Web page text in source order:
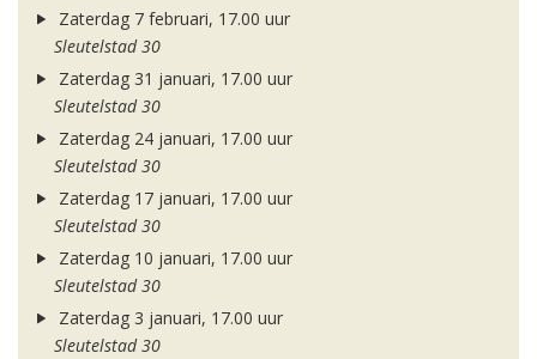
Zaterdag 7 februari, 17.00 uur
Sleutelstad 30
Zaterdag 31 januari, 17.00 uur
Sleutelstad 30
Zaterdag 24 januari, 17.00 uur
Sleutelstad 30
Zaterdag 17 januari, 17.00 uur
Sleutelstad 30
Zaterdag 10 januari, 17.00 uur
Sleutelstad 30
Zaterdag 3 januari, 17.00 uur
Sleutelstad 30